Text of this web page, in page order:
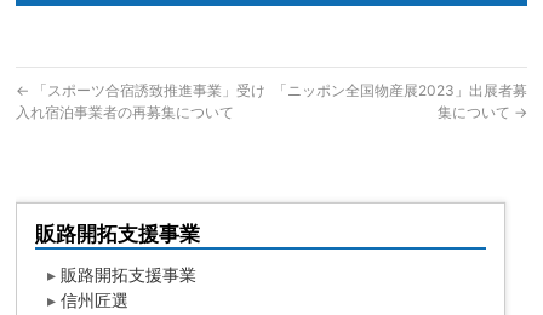
← 「スポーツ合宿誘致推進事業」受け
入れ宿泊事業者の再募集について
「ニッポン全国物産展2023」出展者募
集について →
販路開拓支援事業
▸販路開拓支援事業
▸信州匠選